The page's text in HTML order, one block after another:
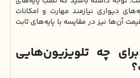
دیواری نیازمند مهارت و امکانات
آن‌ها نیز در مقایسه با پایه‌های ثابت
چه تلویزیون‌هایی